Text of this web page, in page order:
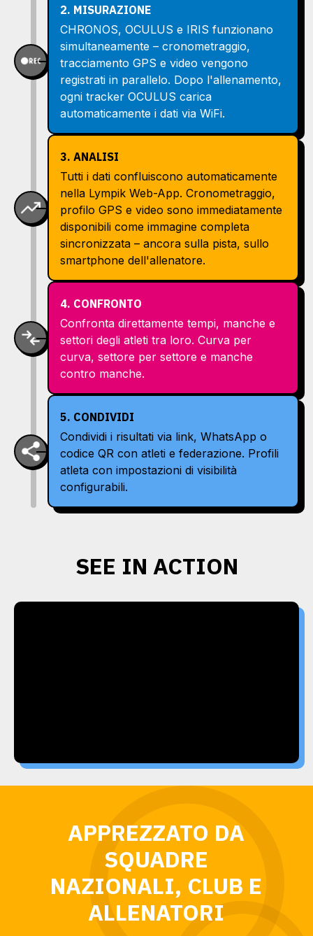
2. MISURAZIONE
CHRONOS, OCULUS e IRIS funzionano
simultaneamente – cronometraggio,
tracciamento GPS e video vengono
registrati in parallelo. Dopo l'allenamento,
ogni tracker OCULUS carica
automaticamente i dati via WiFi.
3. ANALISI
Tutti i dati confluiscono automaticamente
nella Lympik Web-App. Cronometraggio,
profilo GPS e video sono immediatamente
disponibili come immagine completa
sincronizzata – ancora sulla pista, sullo
smartphone dell'allenatore.
4. CONFRONTO
Confronta direttamente tempi, manche e
settori degli atleti tra loro. Curva per
curva, settore per settore e manche
contro manche.
5. CONDIVIDI
Condividi i risultati via link, WhatsApp o
codice QR con atleti e federazione. Profili
atleta con impostazioni di visibilità
configurabili.
SEE IN ACTION
APPREZZATO DA
SQUADRE
NAZIONALI, CLUB E
ALLENATORI